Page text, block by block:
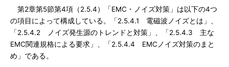
第2章第5節第4項（2.5.4）「EMC・ノイズ対策」は以下の4つ
の項目によって構成している。「2.5.4.1 電磁波ノイズとは」、
「2.5.4.2 ノイズ発生源のトレンドと対策」、「2.5.4.3 主な
EMC関連規格による要求」、「2.5.4.4 EMCノイズ対策のまと
め」である。